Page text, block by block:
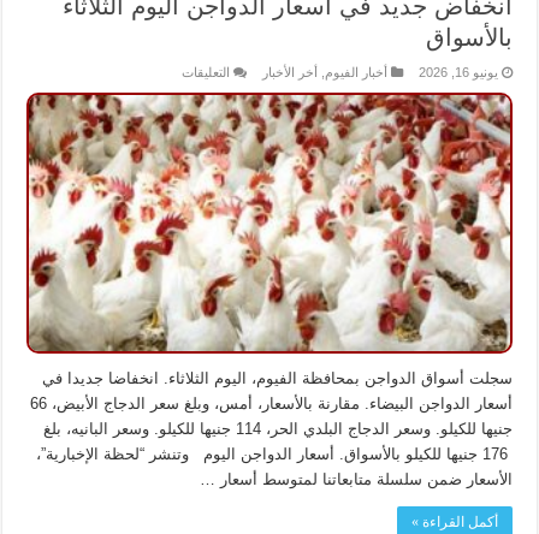
انخفاض جديد في أسعار الدواجن اليوم الثلاثاء
بالأسواق
يونيو 16, 2026 أخبار الفيوم, أخر الأخبار التعليقاتعلى
جديد
في
أسعار
الدواجن
اليوم
الثلاثاء
بالأسواق
مغلقة
سجلت أسواق الدواجن بمحافظة الفيوم، اليوم الثلاثاء. انخفاضا جديدا في
أسعار الدواجن البيضاء. مقارنة بالأسعار، أمس، وبلغ سعر الدجاج الأبيض، 66
جنيها للكيلو. وسعر الدجاج البلدي الحر، 114 جنيها للكيلو. وسعر البانيه، بلغ
176 جنيها للكيلو بالأسواق. أسعار الدواجن اليوم وتنشر “لحظة الإخبارية”،
الأسعار ضمن سلسلة متابعاتنا لمتوسط أسعار …
أكمل القراءة »